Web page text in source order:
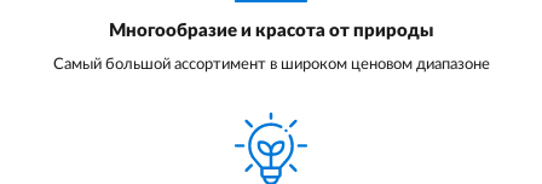
Многообразие и красота от природы
Самый большой ассортимент в широком ценовом диапазоне